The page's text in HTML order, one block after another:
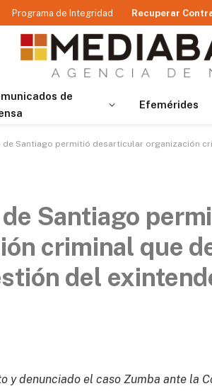
Programa de Integridad Recuperar
de
Efemérides
de Santiago permitió desarticular organización
Santiago
criminal que
del
y denunciado el caso Zumba ante la